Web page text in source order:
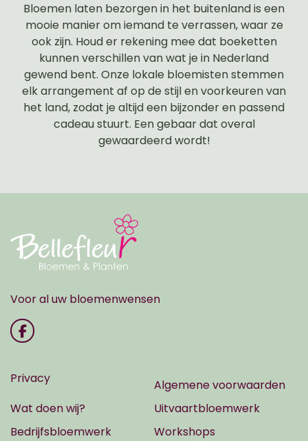
Bloemen laten bezorgen in het buitenland is een
mooie manier om iemand te verrassen, waar ze
ook zijn. Houd er rekening mee dat boeketten
kunnen verschillen van wat je in Nederland
gewend bent. Onze lokale bloemisten stemmen
elk arrangement af op de stijl en voorkeuren van
het land, zodat je altijd een bijzonder en passend
cadeau stuurt. Een gebaar dat overal
gewaardeerd wordt!
Voor al uw bloemenwensen
Privacy
Algemene voorwaarden
Wat doen wij?
Uitvaartbloemwerk
Bedrijfsbloemwerk
Workshops